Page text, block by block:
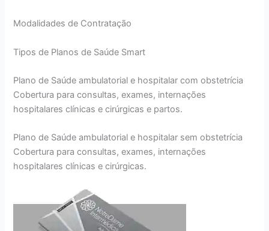
Modalidades de Contratação
Tipos de Planos de Saúde Smart
Plano de Saúde ambulatorial e hospitalar com obstetrícia
Cobertura para consultas, exames, internações
hospitalares clínicas e cirúrgicas e partos.
Plano de Saúde ambulatorial e hospitalar sem obstetrícia
Cobertura para consultas, exames, internações
hospitalares clínicas e cirúrgicas.